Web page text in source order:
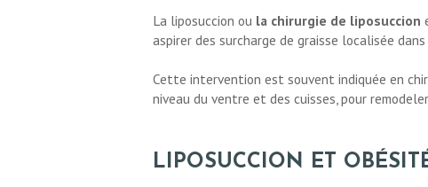
MÉDECINSLa liposuccion ou la chirurgie de liposuccion
aspirer des surcharge de graisse localisée
Cette intervention est souvent indiquée en
niveau du ventre et des cuisses, pour
LIPOSUCCION ET